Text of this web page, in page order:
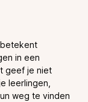
in een
geef je niet
leerlingen,
weg te vinden